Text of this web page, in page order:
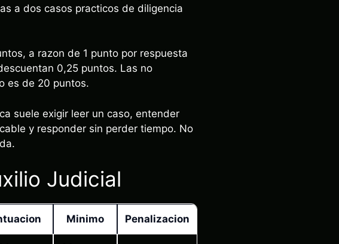
a dos casos practicos de diligencia
a razon de 1 punto por respuesta
0,25 puntos. Las no
es de 20 puntos.
suele exigir leer un caso, entender
y responder sin perder tiempo. No
Judicial
Minimo Penalizacion